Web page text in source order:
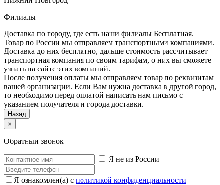
Филиалы
Доставка по городу, где есть наши филиалы Бесплатная.
Товар по России мы отправляем транспортными компаниями.
Доставка до них бесплатно, дальше стоимость рассчитывает
транспортная компания по своим тарифам, о них вы сможете
узнать на сайте этих компаний.
После получения оплаты мы отправляем товар по реквизитам
вашей организации. Если Вам нужна доставка в другой город,
то необходимо перед оплатой написать нам письмо с
указанием получателя и города доставки.
Назад
×
Обратный звонок
Я не из России
Я ознакомлен(а) с политикой конфиденциальности